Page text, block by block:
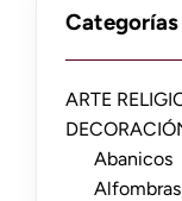
ARTE
Abanicos
Alfombras